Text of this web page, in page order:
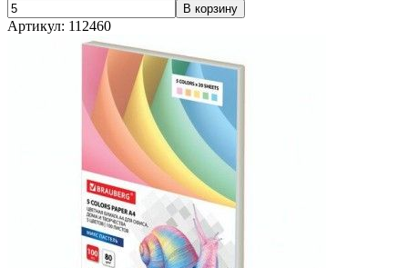
В корзину
Артикул: 112460